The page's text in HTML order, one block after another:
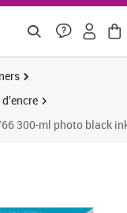
300-ml photo black